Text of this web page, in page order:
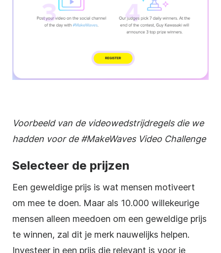
Voorbeeld van de videowedstrijdregelsdie we
hadden voor de #MakeWaves VideoChallenge
Selecteer de prijzen
Een geweldige prijs is wat mensen motiveert
om mee te doen. Maar als 10.000 willekeurige
mensen alleen meedoen om een geweldige prijs
te winnen, zal dit je merk nauwelijks helpen.
Investeer in een prijs die relevant is voor je